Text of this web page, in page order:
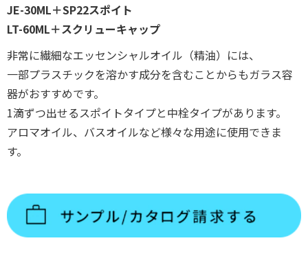
JE-30ML＋SP22スポイト
LT-60ML＋スクリューキャップ
非常に繊細なエッセンシャルオイル（精油）には、
一部プラスチックを溶かす成分を含むことからもガラス容
器がおすすめです。
1滴ずつ出せるスポイトタイプと中栓タイプがあります。
アロマオイル、バスオイルなど様々な用途に使用できま
す。